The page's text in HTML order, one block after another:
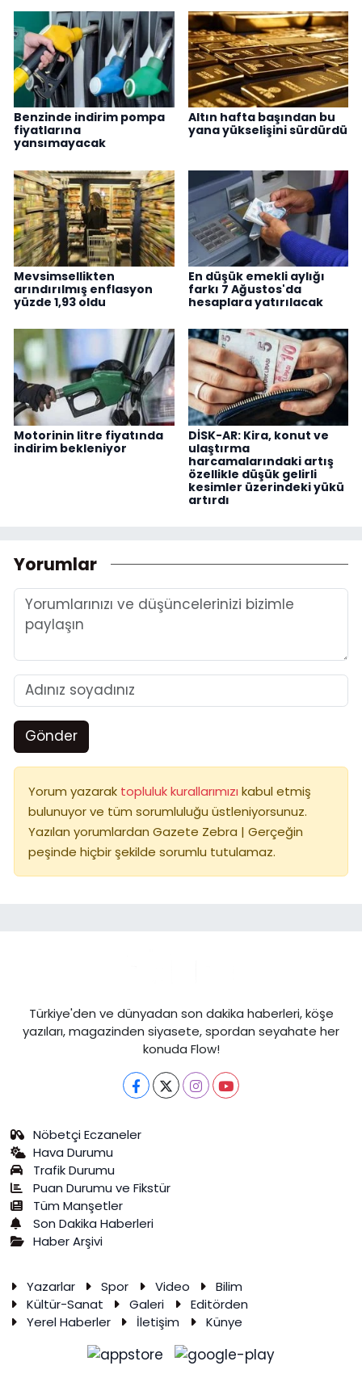
Benzinde indirim pompa
fiyatlarına
yansımayacak
Altın hafta başından bu
yana yükselişini sürdürdü
Mevsimsellikten
arındırılmış enflasyon
yüzde 1,93 oldu
En düşük emekli aylığı
farkı 7 Ağustos'da
hesaplara yatırılacak
Motorinin litre fiyatında
indirim bekleniyor
DİSK-AR: Kira, konut ve
ulaştırma
harcamalarındaki artış
özellikle düşük gelirli
kesimler üzerindeki yükü
artırdı
Yorumlar
Gönder
Yorum yazarak topluluk kurallarımızı kabul etmiş
bulunuyor ve tüm sorumluluğu üstleniyorsunuz.
Yazılan yorumlardan Gazete Zebra | Gerçeğin
peşinde hiçbir şekilde sorumlu tutulamaz.
Türkiye'den ve dünyadan son dakika haberleri, köşe
yazıları, magazinden siyasete, spordan seyahate her
konuda Flow!
Nöbetçi Eczaneler
Hava Durumu
Trafik Durumu
Puan Durumu ve Fikstür
Tüm Manşetler
Son Dakika Haberleri
Haber Arşivi
Yazarlar Spor Video
Bilim
Kültür-Sanat
Galeri
Editörden
Yerel Haberler
İletişim Künye